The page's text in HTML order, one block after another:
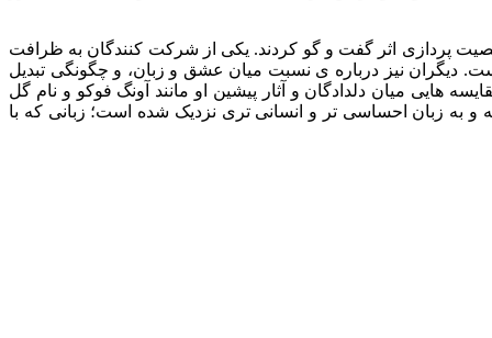
پردازی اثر گفت و گو کردند. یکی از شرکت کنندگان به ظرافت
دیگران نیز درباره ی نسبت میان عشق و زبان، و چگونگی تبدیل
میان دلدادگان و آثار پیشین او مانند آونگ فوکو و نام گل
و به زبان احساسی تر و انسانی تری نزدیک شده است؛ زبانی که با